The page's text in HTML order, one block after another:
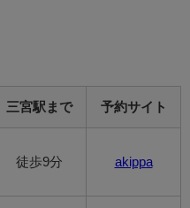
三宮駅まで 予約サイト
徒歩9分 akippa